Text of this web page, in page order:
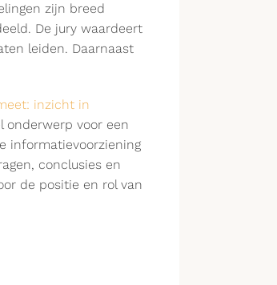
zijn breed
De jury waardeert
leiden. Daarnaast
inzicht in
onderwerp voor een
informatievoorziening
conclusies en
de positie en rol van